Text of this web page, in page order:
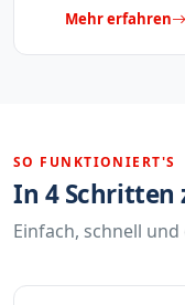
Mehr erfahren
SO FUNKTIONIERT'S
In 4 Schritten
Einfach, schnell